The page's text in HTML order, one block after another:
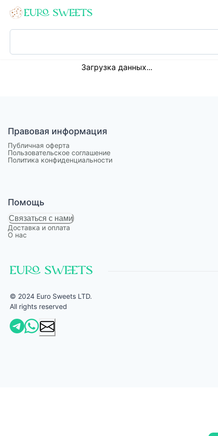
Loading...
Загрузка данных...
Правовая информация
Публичная оферта
Пользовательское соглашение
Политика конфиденциальности
Помощь
Связаться с нами
Доставка и оплата
О нас
© 2024 Euro Sweets LTD.
All rights reserved